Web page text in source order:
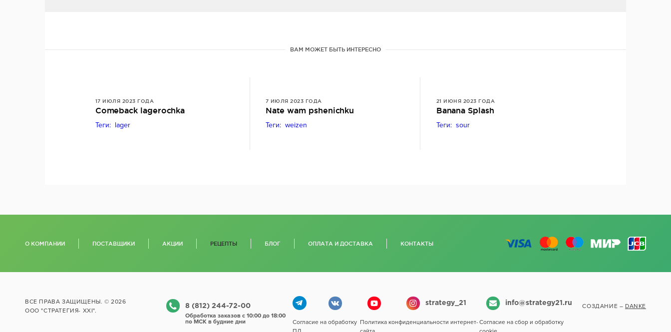
ВАМ МОЖЕТ БЫТЬ ИНТЕРЕСНО
17 ИЮЛЯ 2023 ГОДА
Comeback lagerochka
Теги: lager
7 ИЮЛЯ 2023 ГОДА
Nate wam pshenichku
Теги: weizen
21 ИЮНЯ 2023 ГОДА
Banana Splash
Теги: sour
О КОМПАНИИ ПОСТАВЩИКИ АКЦИИ РЕЦЕПТЫ БЛОГ ОПЛАТА И ДОСТАВКА КОНТАКТЫ
ВСЕ ПРАВА ЗАЩИЩЕНЫ. © 2026
ООО "СТРАТЕГИЯ- XXI".
8 (812) 244-72-00
Обработка заказов с 10:00 до 18:00
по МСК в будние дни
strategy_21 info@strategy21.ru
Согласие на обработку Политика конфиденциальности интернет-Согласие на сбор и обработку
СОЗДАНИЕ – DANKE